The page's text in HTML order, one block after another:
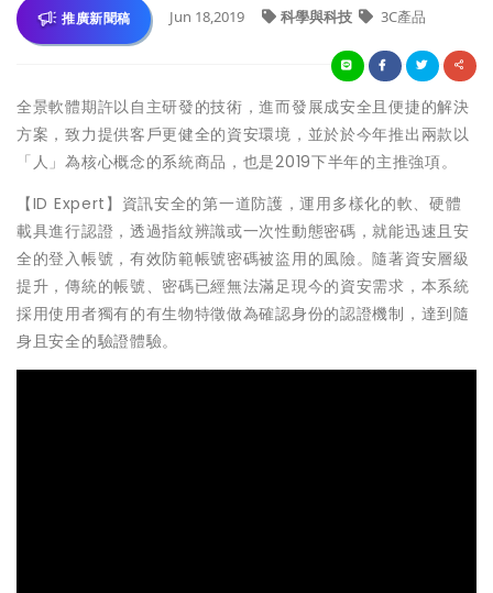
推廣新聞稿 Jun 18,2019 科學與科技 3C產品
全景軟體期許以自主研發的技術，進而發展成安全且便捷的解決
方案，致力提供客戶更健全的資安環境，並於於今年推出兩款以
「人」為核心概念的系統商品，也是2019下半年的主推強項。
【ID Expert】資訊安全的第一道防護，運用多樣化的軟、硬體
載具進行認證，透過指紋辨識或一次性動態密碼，就能迅速且安
全的登入帳號，有效防範帳號密碼被盜用的風險。隨著資安層級
提升，傳統的帳號、密碼已經無法滿足現今的資安需求，本系統
採用使用者獨有的有生物特徵做為確認身份的認證機制，達到隨
身且安全的驗證體驗。